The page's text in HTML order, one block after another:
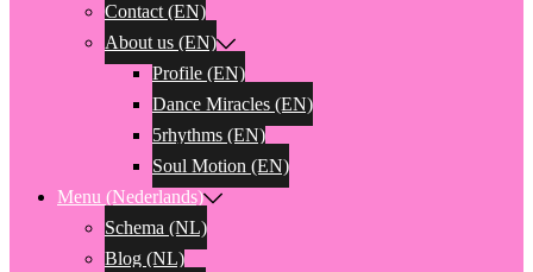
Contact (EN)
About us (EN)
Profile (EN)
Dance Miracles (EN)
5rhythms (EN)
Soul Motion (EN)
Menu (Nederlands)
Schema (NL)
Blog (NL)